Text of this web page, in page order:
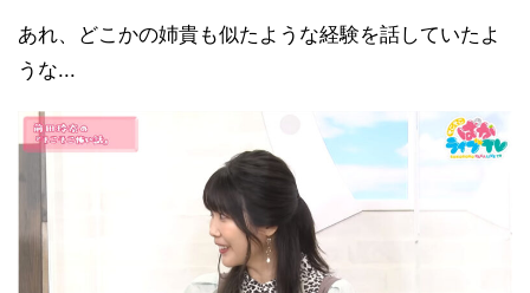
あれ、どこかの姉貴も似たような経験を話していたよ
うな...